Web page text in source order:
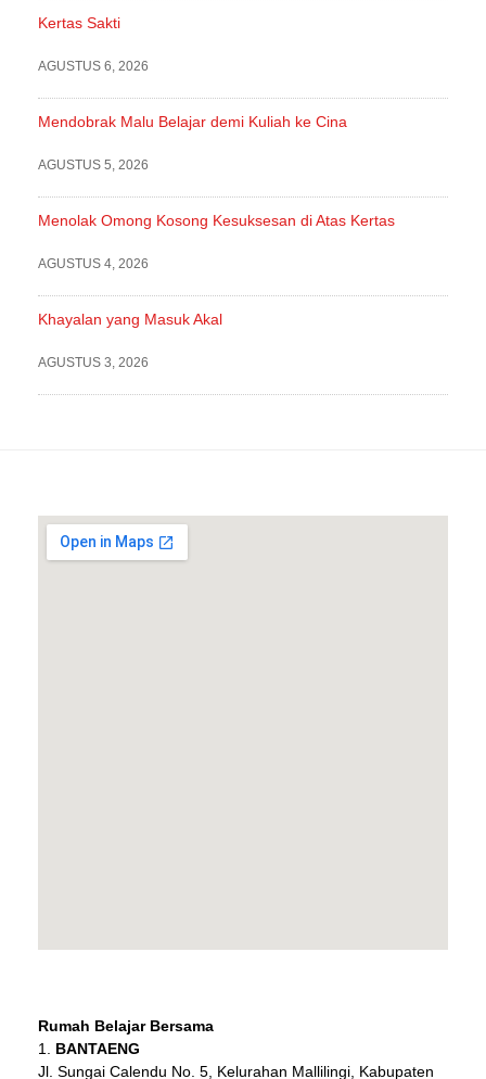
Kertas Sakti
AGUSTUS 6, 2026
Mendobrak Malu Belajar demi Kuliah ke Cina
AGUSTUS 5, 2026
Menolak Omong Kosong Kesuksesan di Atas Kertas
AGUSTUS 4, 2026
Khayalan yang Masuk Akal
AGUSTUS 3, 2026
Rumah Belajar Bersama
BANTAENG
Jl. Sungai Calendu No. 5, Kelurahan Mallilingi, Kabupaten